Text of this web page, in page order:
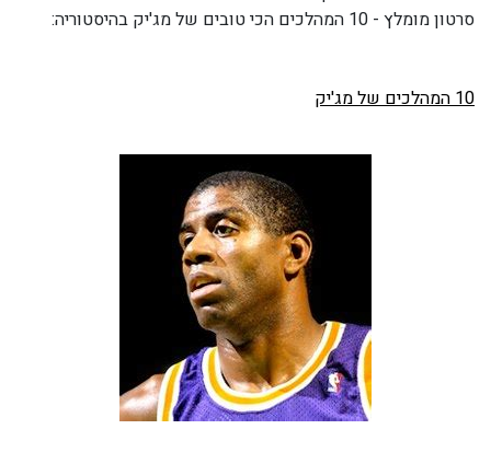
סרטון מומלץ - 10 המהלכים הכי טובים של מג'יק בהיסטוריה:
10 המהלכים של מג'יק